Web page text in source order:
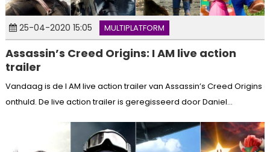
25-04-2020 15:05 MULTIPLATFORM
Assassin’s Creed Origins: I AM live action
trailer
Vandaag is de I AM live action trailer van Assassin’s Creed Origins
onthuld. De live action trailer is geregisseerd door Daniel...